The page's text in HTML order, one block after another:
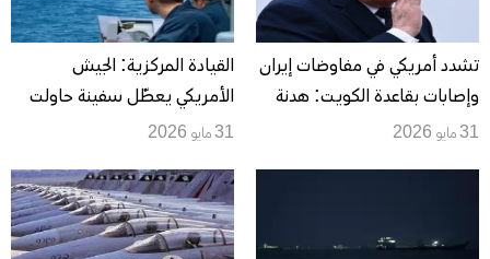
تشدد أمريكي في مفاوضات إيران
وإصابات بقاعدة الكويت: هدنة
هشة تحت ضغط الصواريخ
31 مايو 2026
القيادة المركزية: الجيش
الأمريكي يعطّل سفينة حاولت
الوصول إلى ميناء إيراني
31 مايو 2026